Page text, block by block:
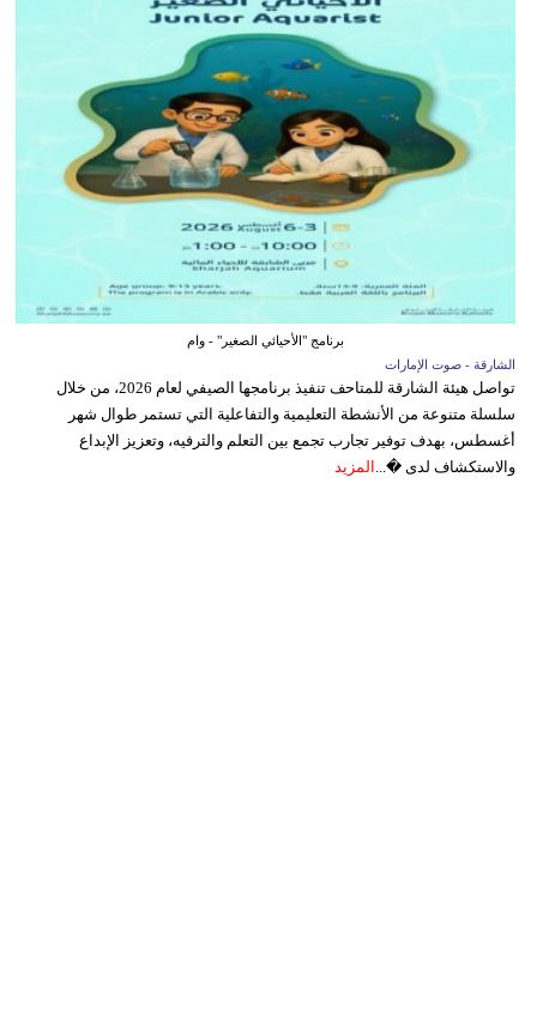
برنامج "الأحيائي الصغير" - وام
الشارقة - صوت الإمارات
تواصل هيئة الشارقة للمتاحف تنفيذ برنامجها الصيفي لعام 2026، من خلال
سلسلة متنوعة من الأنشطة التعليمية والتفاعلية التي تستمر طوال شهر
أغسطس، بهدف توفير تجارب تجمع بين التعلم والترفيه، وتعزيز الإبداع
والاستكشاف لدى �... المزيد